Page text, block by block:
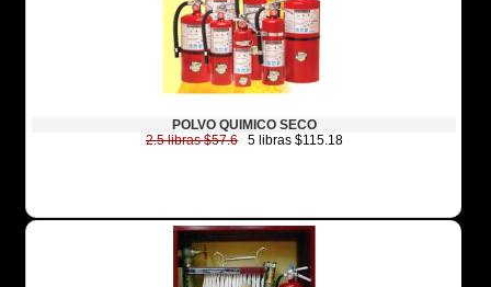
POLVO QUIMICO SECO
2.5 libras $57.65 libras $115.18